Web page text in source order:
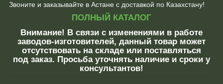
Звоните и заказывайте в Астане с доставкой по Казахстану!
ПОЛНЫЙ КАТАЛОГ
Внимание! В связи с изменениями в работе
заводов-изготовителей, данный товар может
отсутствовать на складе или поставляться
под заказ. Просьба уточнять наличие и сроки у
консультантов!